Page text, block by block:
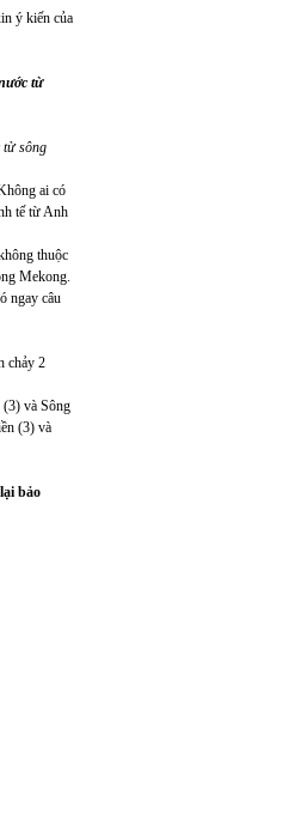
ý kiến của
từ
từ sông
ai có
tế từ Anh
thuộc
Mekong.
ngay câu
chảy 2
và Sông
(3) và
bảo